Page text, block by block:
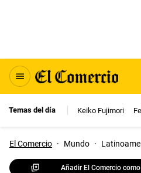
Temas del día Keiko Fujimori
El Comercio · Mundo ·
Añadir El Comercio